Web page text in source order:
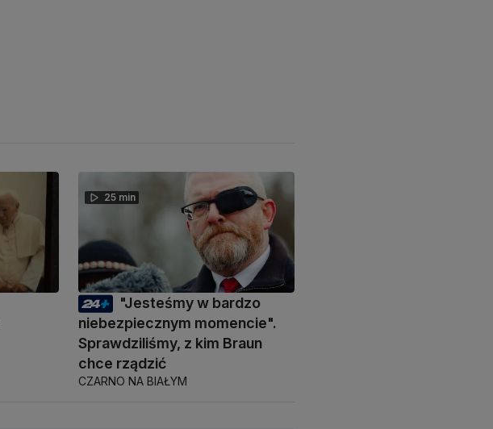
25 min
"Jesteśmy w bardzo
niebezpiecznym momencie".
Sprawdziliśmy, z kim Braun
chce rządzić
CZARNO NA BIAŁYM